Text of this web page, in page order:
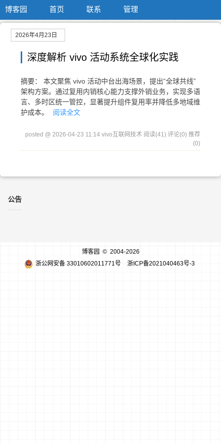
博客园 首页 联系 管理
2026年4月23日
深度解析 vivo 活动系统全球化实践
摘要： 本文聚焦 vivo 活动中台出海场景，提出“全球共线”
架构方案。通过复用内销核心能力支撑外销业务，实现多语
言、多时区统一管控，显著提升组件复用率并降低多地域维
护成本。
阅读全文
posted @ 2026-04-23 11:14 vivo互联网技术 阅读(41) 评论(0) 推荐
(0)
公告
博客园 © 2004-2026
浙公网安备 33010602011771号
浙ICP备2021040463号-3